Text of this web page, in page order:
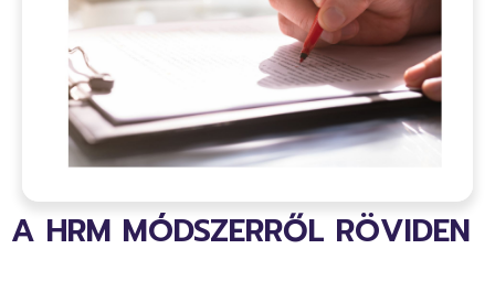
A HRM MÓDSZERRŐL RÖVIDEN